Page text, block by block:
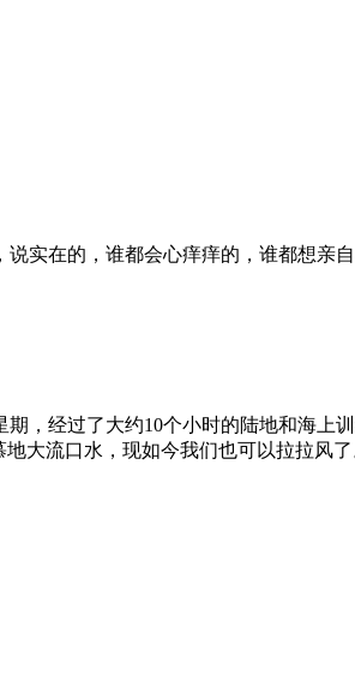
实在的，谁都会心痒痒的，谁都想亲自
，经过了大约10个小时的陆地和海上
大流口水，现如今我们也可以拉拉风了